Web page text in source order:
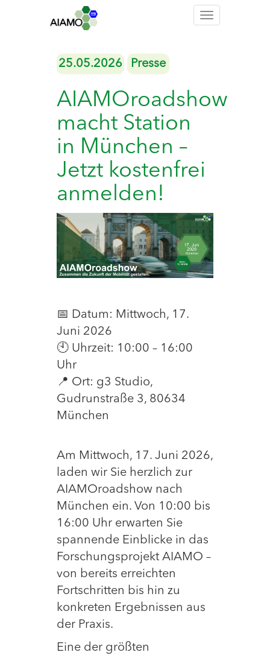
Toggle
25.05.2026 Presse
AIAMOroadshow
macht Station
in München –
Jetzt kostenfrei
anmelden!
📅 Datum: Mittwoch, 17.
Juni 2026
🕙 Uhrzeit: 10:00 – 16:00
Uhr
📍 Ort: g3 Studio,
Gudrunstraße 3, 80634
München
Am Mittwoch, 17. Juni 2026,
laden wir Sie herzlich zur
AIAMOroadshow nach
München ein. Von 10:00 bis
16:00 Uhr erwarten Sie
spannende Einblicke in das
Forschungsprojekt AIAMO –
von bereits erreichten
Fortschritten bis hin zu
konkreten Ergebnissen aus
der Praxis.
Eine der größten